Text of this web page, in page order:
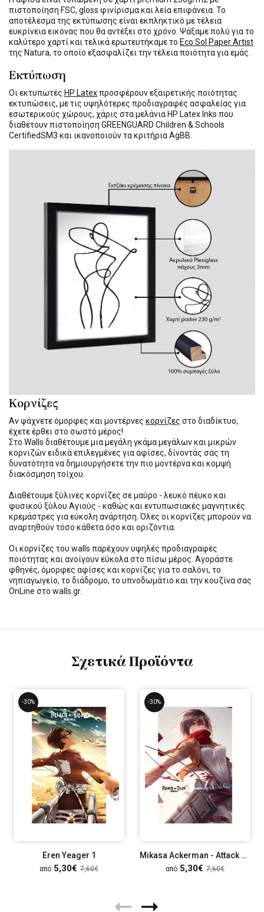
πιστοποίηση FSC, gloss φινίρισμα και λεία επιφάνεια. Το
αποτέλεσμα της εκτύπωσης είναι εκπληκτικό με τέλεια
ευκρίνεια εικόνας που θα αντέξει στο χρόνο. Ψάξαμε πολύ για το
καλύτερο χαρτί και τελικά ερωτευτήκαμε το Eco Sol Paper Artist
της Natura, το οποίο εξασφαλίζει την τέλεια ποιότητα για εμάς.
Εκτύπωση
Οι εκτυπωτές HP Latexπροσφέρουν εξαιρετικής ποιότητας
εκτυπώσεις, με τις υψηλότερες προδιαγραφές ασφαλείας για
εσωτερικούς χώρους, χάρις στα μελάνια HP Latex Inks που
διαθέτουν πιστοποίηση GREENGUARD Children & Schools
CertifiedSM3 και ικανοποιούν τα κριτήρια AgBB.
Κορνίζες
Αν ψάχνετε όμορφες και μοντέρνες κορνίζες στο διαδίκτυο,
έχετε έρθει στο σωστό μέρος!
Στο Walls διαθέτουμε μια μεγάλη γκάμα μεγάλων και μικρών
κορνιζών ειδικά επιλεγμένες για αφίσες, δίνοντάς σας τη
δυνατότητα να δημιουργήσετε την πιο μοντέρνα και κομψή
διακόσμηση τοίχου.
Διαθέτουμε ξύλινες κορνίζες σε μαύρο - λευκό πέυκο και
φυσικού ξύλου Αγιούς - καθώς και εντυπωσιακές μαγνητικές
κρεμάστρες για εύκολη ανάρτηση. Όλες οι κορνίζες μπορούν να
αναρτηθούν τόσο κάθετα όσο και οριζόντια.
Οι κορνίζες του walls παρέχουν υψηλές προδιαγραφές
ποιότητας και ανοίγουν εύκολα στο πίσω μέρος. Αγοράστε
φθηνές, όμορφες αφίσες και κορνίζες για το σαλόνι, το
νηπιαγωγείο, το διάδρομο, το υπνοδωμάτιο και την κουζίνα σας
OnLine στο walls.gr.
Σχετικά Προϊόντα
-30%
Eren Yeager 1
από 5,30€ 7,60€
-30%
Mikasa Ackerman - Attack On Titan
από 5,30€ 7,60€